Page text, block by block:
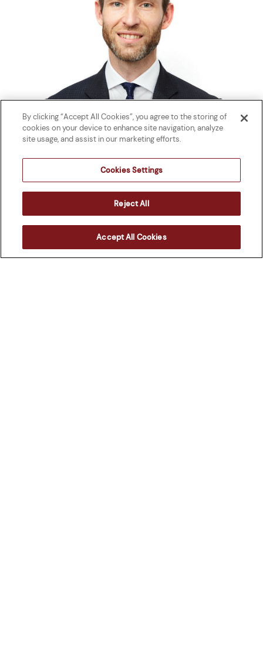
By clicking “Accept All Cookies”, you agree to the storing of
cookies on your device to enhance site navigation, analyze
site usage, and assist in our marketing efforts.
Cookies Settings
Reject All
Accept All Cookies